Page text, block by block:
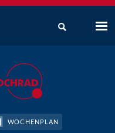
WOCHENPLAN